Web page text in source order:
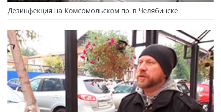
Дезинфекция на Комсомольском пр. в Челябинске